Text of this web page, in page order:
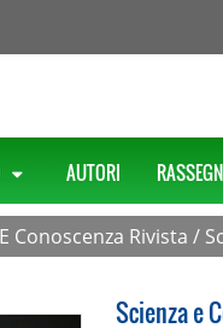
AUTORI
Conoscenza Rivista /
Scienza e